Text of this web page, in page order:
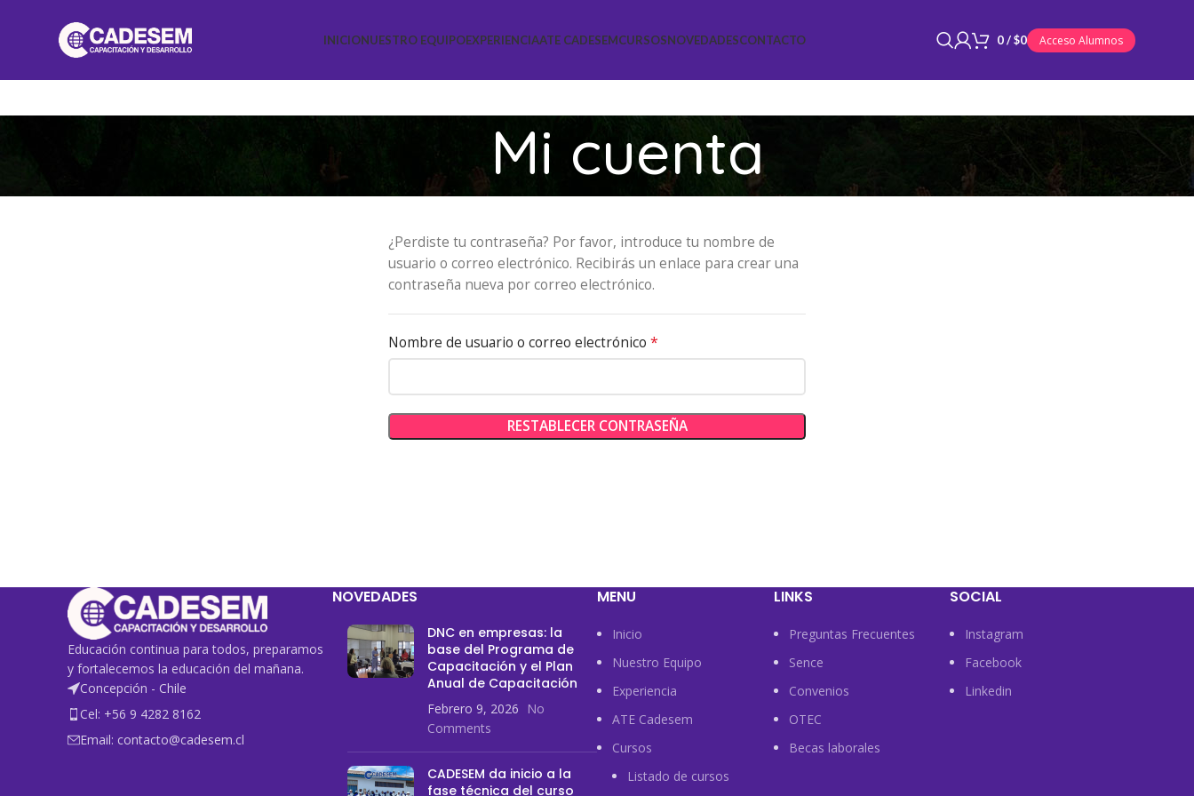
INICIONUESTRO EQUIPOEXPERIENCIAATE CADESEMCURSOSNOVEDADESCONTACTO 0/$0 Acceso Alumnos
Mi cuenta
¿Perdiste tu contraseña? Por favor, introduce tu nombre de
usuario o correo electrónico. Recibirás un enlace para crear una
contraseña nueva por correo electrónico.
Nombre de usuario o correo electrónico *
RESTABLECER CONTRASEÑA
Educación continua para todos, preparamos
y fortalecemos la educación del mañana.
Concepción - Chile
Cel: +56 9 4282 8162
Email: contacto@cadesem.cl
NOVEDADES
DNC en empresas: la
base del Programa de
Capacitación y el Plan
Anual de Capacitación
Febrero 9, 2026
No
Comments
CADESEM da inicio a la
fase técnica del curso
MENU
Inicio
Nuestro Equipo
Experiencia
ATE Cadesem
Cursos
Listado de cursos
LINKS
Preguntas Frecuentes
Sence
Convenios
OTEC
Becas laborales
SOCIAL
Instagram
Facebook
Linkedin